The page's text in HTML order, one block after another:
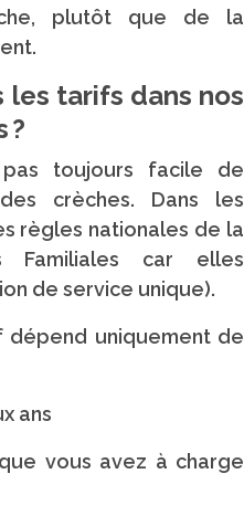
plutôt que de la
les tarifs dans nos
?
pas toujours facile de
crèches. Dans les
règles nationales de la
Familiales car elles
de service unique).
uniquement de
ans
vous avez à charge